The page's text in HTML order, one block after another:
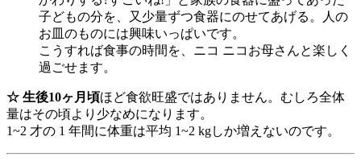
子どもの分を、又少量ずつ食器にのせてあげる。人の
お皿のものには興味いっぱいです。
こうすれば食事の時間を、ニコ ニコお母さんと楽しく
過ごせます。
☆ 生後10ヶ月頃ほど食欲旺盛ではありません。むしろ全体
量はその頃より少なめになります。
1~2 才の 1 年間に体重は平均 1~2 kgしか増えないのです。